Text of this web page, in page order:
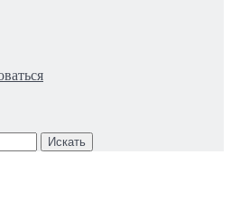
Искать